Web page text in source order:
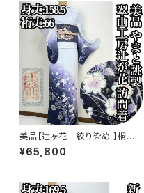
美品【辻ヶ花 絞り染め 】桐谷
翠山工房 訪問着 正絹 袷 s77
3
¥65,800